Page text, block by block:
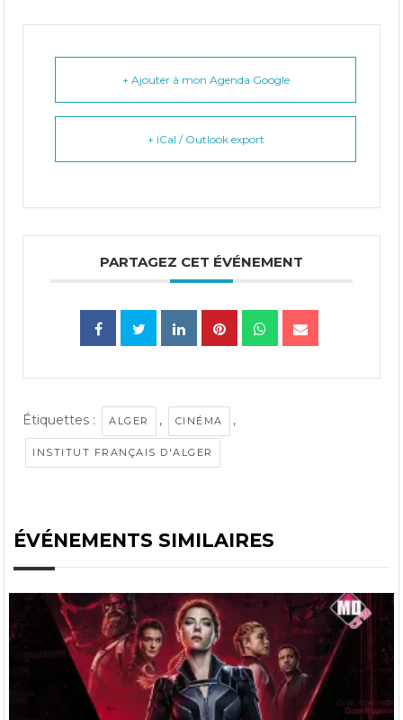
+ Ajouter à mon Agenda Google
+ iCal / Outlook export
PARTAGEZ CET ÉVÉNEMENT
Étiquettes : ALGER , CINÉMA ,
INSTITUT FRANÇAIS D'ALGER
ÉVÉNEMENTS SIMILAIRES